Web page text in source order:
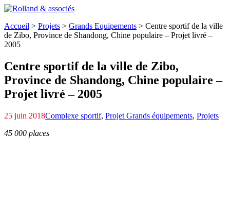
Accueil > Projets > Grands Equipements > Centre sportif de la ville
de Zibo, Province de Shandong, Chine populaire – Projet livré –
2005
Centre sportif de la ville de Zibo,
Province de Shandong, Chine populaire –
Projet livré – 2005
25 juin 2018Complexe sportif, Projet Grands équipements, Projets
45 000 places